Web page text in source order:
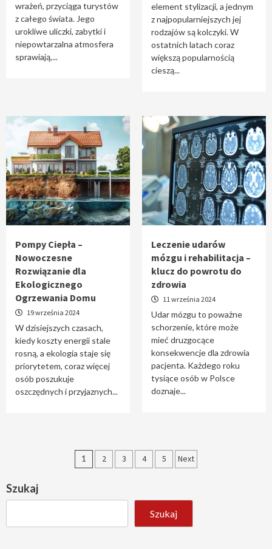
wrażeń, przyciąga turystów
z całego świata. Jego
urokliwe uliczki, zabytki i
niepowtarzalna atmosfera
sprawiają,...
element stylizacji, a jednym
z najpopularniejszych jej
rodzajów są kolczyki. W
ostatnich latach coraz
większą popularnością
cieszą...
Pompy Ciepła –
Nowoczesne
Rozwiązanie dla
Ekologicznego
Ogrzewania Domu
19 września 2024
W dzisiejszych czasach,
kiedy koszty energii stale
rosną, a ekologia staje się
priorytetem, coraz więcej
osób poszukuje
oszczędnych i przyjaznych...
Leczenie udarów
mózgu i rehabilitacja –
klucz do powrotu do
zdrowia
11 września 2024
Udar mózgu to poważne
schorzenie, które może
mieć druzgocące
konsekwencje dla zdrowia
pacjenta. Każdego roku
tysiące osób w Polsce
doznaje...
Stronicowanie
1 2 3 4 5 Next
Szukaj
Szukaj